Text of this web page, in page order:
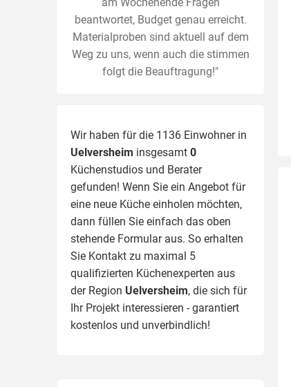
beantwortet, Budget genau erreicht.
Materialproben sind aktuell auf dem
Weg zu uns, wenn auch die stimmen
folgt die Beauftragung!"
Wir haben für die 1136 Einwohner in
Uelversheim insgesamt 0
Küchenstudios und Berater
gefunden! Wenn Sie ein Angebot für
eine neue Küche einholen möchten,
dann füllen Sie einfach das oben
stehende Formular aus. So erhalten
Sie Kontakt zu maximal 5
qualifizierten Küchenexperten aus
der Region Uelversheim, die sich für
Ihr Projekt interessieren - garantiert
kostenlos und unverbindlich!